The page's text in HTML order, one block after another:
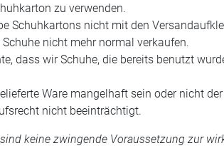
zu verwenden.
Schuhkartons nicht mit den
Schuhe nicht mehr normal verkaufen.
dass wir Schuhe, die bereits benutzt
Ware mangelhaft sein oder nicht
nicht beeinträchtigt.
keine zwingende Voraussetzung zur